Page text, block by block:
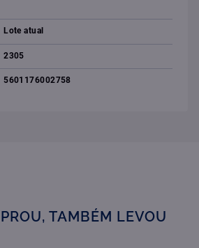
Lote atual
2305
5601176002758
TAMBÉM LEVOU